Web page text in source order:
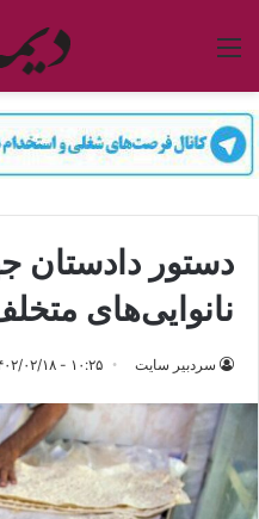
منو
دستور دادستان
نانوا‏یی‌های
سردبیر سایت ۱۰:۲۵ - ۱۴۰۲/۰۲/۱۸